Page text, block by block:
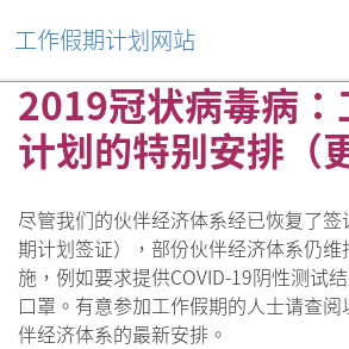
工作假期计划网站
2019冠状病毒病：
计划的特别安排（
尽管我们的伙伴经济体系经已恢复了
期计划签证），部份伙伴经济体系仍
施，例如要求提供COVID-19阴性测试
口罩。有意参加工作假期的人士请查
伴经济体系的最新安排。